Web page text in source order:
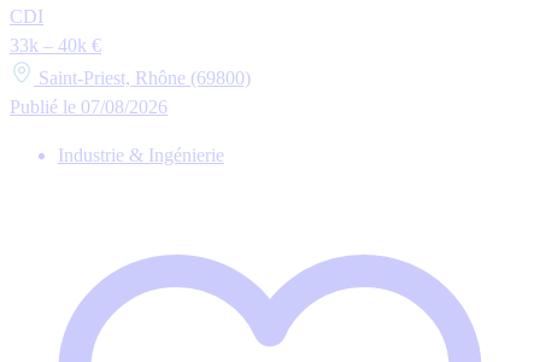
CDI
33k – 40k €
Saint-Priest, Rhône (69800)
Publié le 07/08/2026
Industrie & Ingénierie